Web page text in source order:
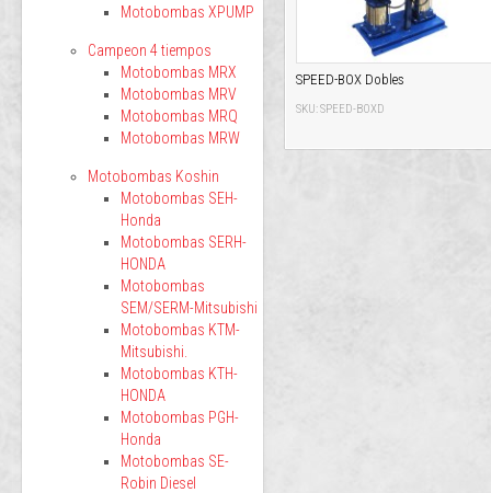
SPEED-BOX Dobles
SKU: SPEED-BOXD
Motobombas XPUMP
Campeon 4 tiempos
Motobombas MRX
Motobombas MRV
Motobombas MRQ
Motobombas MRW
Motobombas Koshin
Motobombas SEH-
Honda
Motobombas SERH-
HONDA
Motobombas
SEM/SERM-Mitsubishi
Motobombas KTM-
Mitsubishi.
Motobombas KTH-
HONDA
Motobombas PGH-
Honda
Motobombas SE-
Robin Diesel